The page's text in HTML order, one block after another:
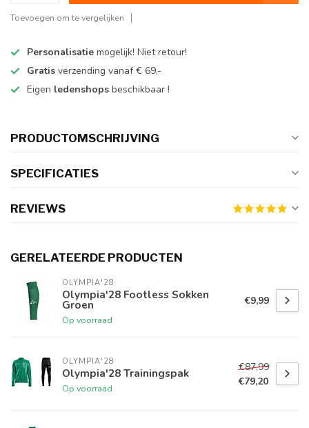
Toevoegen om te vergelijken
Personalisatie mogelijk! Niet retour!
Gratis verzending vanaf € 69,-
Eigen ledenshops beschikbaar !
PRODUCTOMSCHRIJVING
SPECIFICATIES
REVIEWS
GERELATEERDE PRODUCTEN
OLYMPIA'28
Olympia'28 Footless Sokken
Groen
Op voorraad
€9,99
OLYMPIA'28
Olympia'28 Trainingspak
Op voorraad
€87,99
€79,20